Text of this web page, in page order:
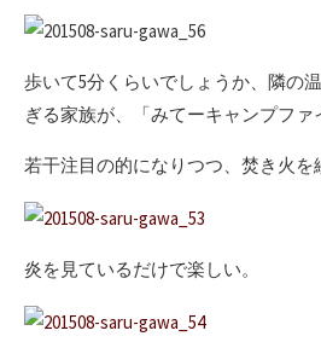
歩いて5分くらいでしょうか、隣の
ぎる家族が、「みてーキャンプファ
若干注目の的になりつつ、焚き火を
炎を見ているだけで楽しい。